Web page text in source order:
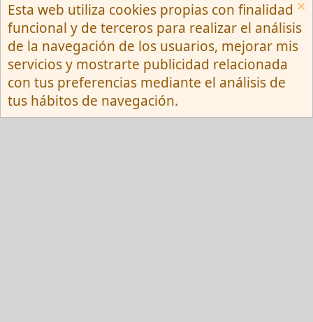
Español (Neutro) Tu
Contactarnos
Términos y reglas
Privacy policy
Ayuda
R
S
S
Community platform by XenForo ® © 2010-
2026 XenForo Ltd.
Esta web utiliza cookies propias con finalidad
funcional y de terceros para realizar el análisis
de la navegación de los usuarios, mejorar mis
servicios y mostrarte publicidad relacionada
con tus preferencias mediante el análisis de
tus hábitos de navegación.